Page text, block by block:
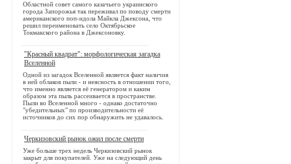
Областной совет самого казачьего украинского
города Запорожья так переживал по поводу смерти
американского поп-идола Майкла Джексона, что
решил переименовать село Октябрьское
Токмакского района в Джексоновку.
"Красный квадрат": морфологическая загадка
Вселенной
Одной из загадок Вселенной является факт наличия
в ней облаков пыли - и неясность в отношении того,
что именно является её генератором и каким
образом эта пыль рассеивается в пространстве.
Пыли во Вселенной много - однако достаточно
"убедительных" по производительности её
источников до сих пор обнаружить не удавалось.
Черкизовский рынок ожил после смерти
Уже больше трех недель Черкизовский рынок
закрыт для покупателей. Уже на следующий день